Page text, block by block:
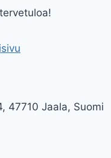
47710 Jaala, Suomi